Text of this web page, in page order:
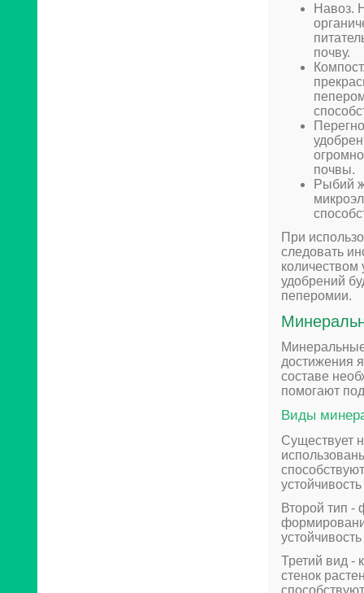
Навоз.
почву.
почвы.
Рыбий
При
следовать
количеством
удобрений
пеперомии.
достижения
составе
помогают
Виды
Существует
Второй тип
Третий вид -
стенок